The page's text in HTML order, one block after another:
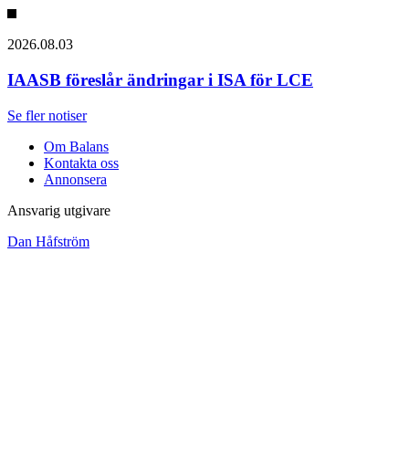
2026.08.03
IAASB föreslår ändringar i ISA för LCE
Se fler notiser
Om Balans
Kontakta oss
Annonsera
Ansvarig utgivare
Dan Håfström